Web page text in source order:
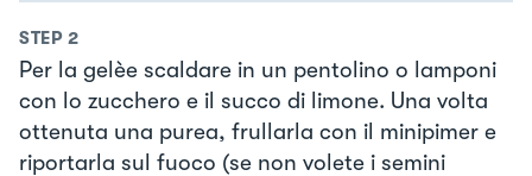
STEP 2
Per la gelèe scaldare in un pentolino o lamponi
con lo zucchero e il succo di limone. Una volta
ottenuta una purea, frullarla con il minipimer e
riportarla sul fuoco (se non volete i semini